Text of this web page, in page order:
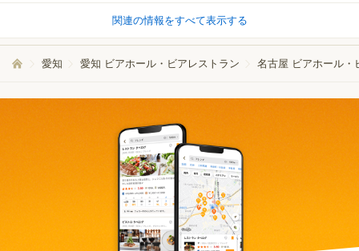
関連の情報をすべて表示する
愛知 愛知 ビアホール・ビアレストラン 名古屋 ビアホール・